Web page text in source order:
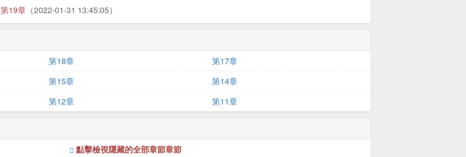
第19章（2022-01-31 13:45:05）
第18章
第17章
第15章
第14章
第12章 第11章
點擊檢視隱藏的全部章節章節